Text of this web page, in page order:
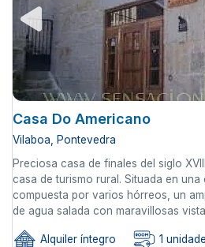
Casa Do Americano
Vilaboa, Pontevedra
Preciosa casa de finales del siglo
casa de turismo rural. Situada en una
compuesta por varios hórreos, un
de agua salada con maravillosas
Alquiler íntegro 1